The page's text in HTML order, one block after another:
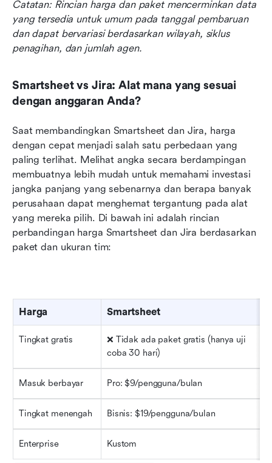
Catatan: Rincian harga dan paket mencerminkan data
yang tersedia untuk umum pada tanggal pembaruan
dan dapat bervariasi berdasarkan wilayah, siklus
penagihan, dan jumlah agen.
Smartsheet vs Jira: Alat mana yang sesuai
dengan anggaran Anda?
Saat membandingkan Smartsheet dan Jira, harga
dengan cepat menjadi salah satu perbedaan yang
paling terlihat. Melihat angka secara berdampingan
membuatnya lebih mudah untuk memahami investasi
jangka panjang yang sebenarnya dan berapa banyak
perusahaan dapat menghemat tergantung pada alat
yang mereka pilih. Di bawah ini adalah rincian
perbandingan harga Smartsheet dan Jira berdasarkan
paket dan ukuran tim:
Harga Smartsheet
Tingkat gratis
❌ Tidak ada paket gratis (hanya uji
coba 30 hari)
Masuk berbayar Pro: $9/pengguna/bulan
Tingkat menengah Bisnis: $19/pengguna/bulan
Enterprise Kustom